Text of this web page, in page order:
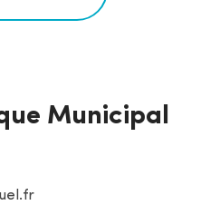
Municipal